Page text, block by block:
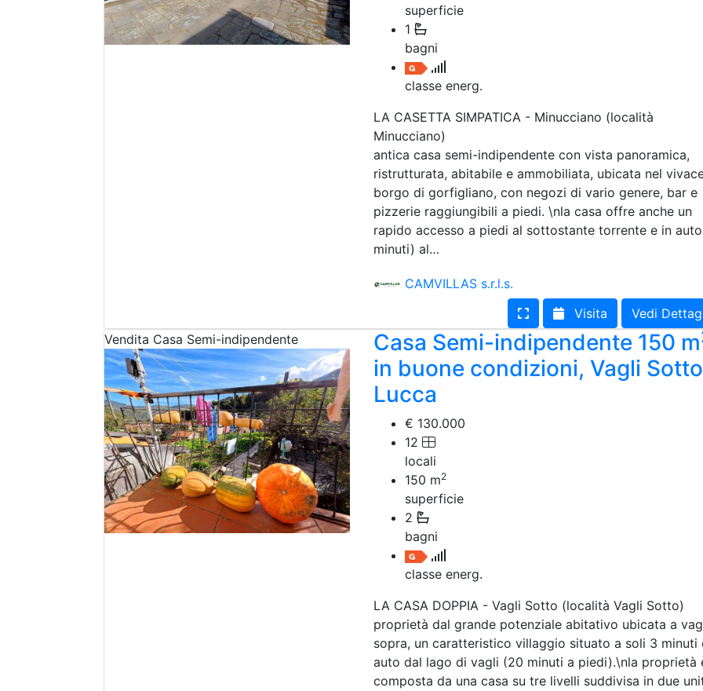
superficie
1
bagni
classe energ.
LA CASETTA SIMPATICA - Minucciano (località
Minucciano)
antica casa semi-indipendente con vista panoramica,
ristrutturata, abitabile e ammobiliata, ubicata nel
borgo di gorfigliano, con negozi di vario genere, bar e
pizzerie raggiungibili a piedi. \nla casa offre anche un
rapido accesso a piedi al sottostante torrente e in
minuti) al…
CAMVILLAS s.r.l.s.
Visita
Vedi
Vendita Casa Semi-indipendente Casa Semi-indipendente 150 m
in buone condizioni, Vagli
Lucca
€ 130.000
12
locali
150 m2
superficie
2
bagni
classe energ.
LA CASA DOPPIA - Vagli Sotto (località Vagli Sotto)
proprietà dal grande potenziale abitativo ubicata a
sopra, un caratteristico villaggio situato a soli 3 minuti
auto dal lago di vagli (20 minuti a piedi).\nla proprietà
composta da una casa su tre livelli suddivisa in due